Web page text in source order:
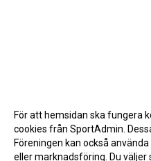
För att hemsidan ska fungera
cookies från SportAdmin.
Föreningen kan också
eller marknadsföring. Du väljer